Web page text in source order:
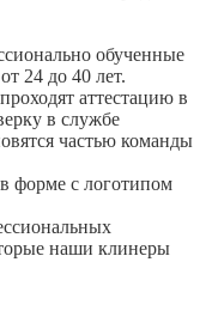
обученные
24 до 40 лет.
аттестацию в
в службе
частью команды
форме с логотипом
наши клинеры